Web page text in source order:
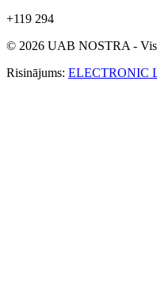
+119 294
© 2026 UAB NOSTRA -
Risinājums: ELECTRONIC